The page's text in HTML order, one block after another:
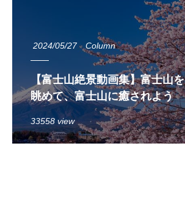
2024/05/27 Column
【富士山絶景動画集】富士山を
眺めて、富士山に癒されよう
33558 view